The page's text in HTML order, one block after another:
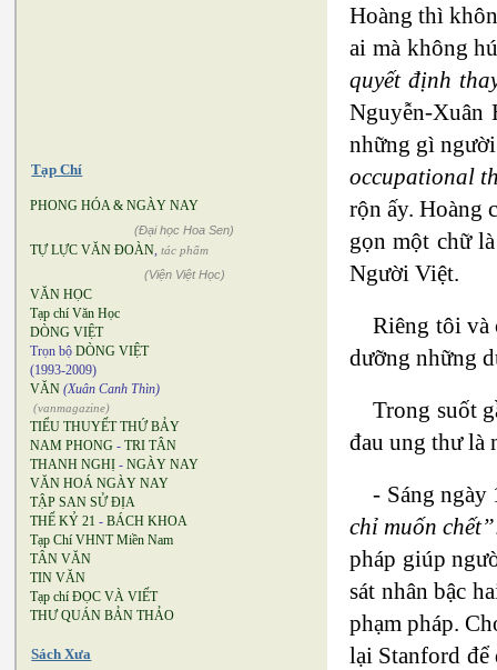
Tạp Chí
PHONG HÓA & NGÀY NAY
(Đại học Hoa Sen)
TỰ LỰC VĂN ĐOÀN, tác phẩm
(Viện Việt Học)
VĂN HỌC
Tạp chí Văn Học
DÒNG VIỆT
Trọn bộ DÒNG VIỆT
(1993-2009)
VĂN (Xuân Canh Thìn)
(vanmagazine)
TIỂU THUYẾT THỨ BẢY
NAM PHONG - TRI TÂN
THANH NGHỊ - NGÀY NAY
VĂN HOÁ NGÀY NAY
TẬP SAN SỬ ĐỊA
THẾ KỶ 21 - BÁCH KHOA
Tạp Chí VHNT Miền Nam
TÂN VĂN
TIN VĂN
Tạp chí ĐỌC VÀ VIẾT
THƯ QUÁN BẢN THẢO
Sách Xưa
Hoàng thì
ai mà không
quyết định
Nguyễn-Xuân
những gì
occupational
rộn ấy. Hoàng
gọn một chữ
Người Việt.
Riêng tôi và
dưỡng những
Trong suốt
đau ung thư là
- Sáng ngày
chỉ muốn chết”
pháp giúp
sát nhân bậc
phạm pháp.
lại Stanford để